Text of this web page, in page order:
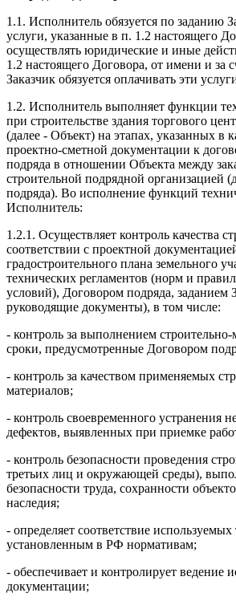
1.1. Исполнитель обязуется по заданию
услуги, указанные в п. 1.2 настоящего
осуществлять юридические и иные
1.2 настоящего Договора, от имени и за
Заказчик обязуется оплачивать эти
1.2. Исполнитель выполняет функции
при строительстве здания торгового
(далее - Объект) на этапах, указанных в
проектно-сметной документации к
подряда в отношении Объекта между
строительной подрядной организацией
подряда). Во исполнение функций
Исполнитель:
1.2.1. Осуществляет контроль качества
соответствии с проектной
градостроительного плана земельного
технических регламентов (норм и
условий), Договором подряда, заданием
руководящие документы), в том числе:
- контроль за выполнением
сроки, предусмотренные Договором
- контроль за качеством применяемых
материалов;
- контроль своевременного устранения
дефектов, выявленных при приемке
- контроль безопасности проведения
третьих лиц и окружающей среды),
безопасности труда, сохранности
наследия;
- определяет соответствие
установленным в РФ нормативам;
- обеспечивает и контролирует ведение
документации;